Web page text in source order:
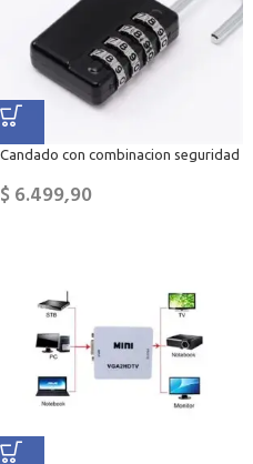
Candado con combinacion seguridad
$6.499,90